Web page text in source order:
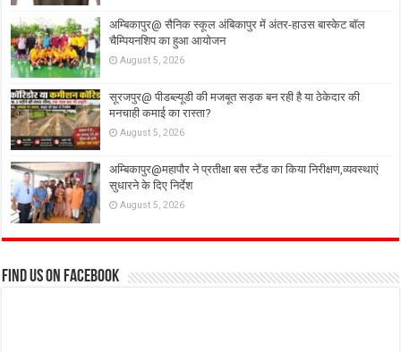
अम्बिकापुर@ सैनिक स्कूल अंबिकापुर में अंतर-हाउस बास्केट बॉल
चैम्पियनशिप का हुआ आयोजन
August 5, 2026
सूरजपुर@ पीडब्ल्यूडी की मजबूत सड़क बन रही है या ठेकेदार की
मनचाही कमाई का रास्ता?
August 5, 2026
अम्बिकापुर@महापौर ने प्रतीक्षा बस स्टैंड का किया निरीक्षण,व्यवस्थाएं
सुधारने के दिए निर्देश
August 5, 2026
Find us on Facebook